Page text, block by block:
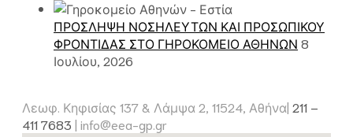
ΠΡΟΣΛΗΨΗ ΝΟΣΗΛΕΥΤΩΝ ΚΑΙ ΠΡΟΣΩΠΙΚΟΥ
ΦΡΟΝΤΙΔΑΣ ΣΤΟ ΓΗΡΟΚΟΜΕΙΟ ΑΘΗΝΩΝ 8
Ιουλίου, 2026
Λεωφ. Κηφισίας 137 & Λάμψα 2, 11524, Αθήνα| 211 –
411 7683 | info@eea-gp.gr